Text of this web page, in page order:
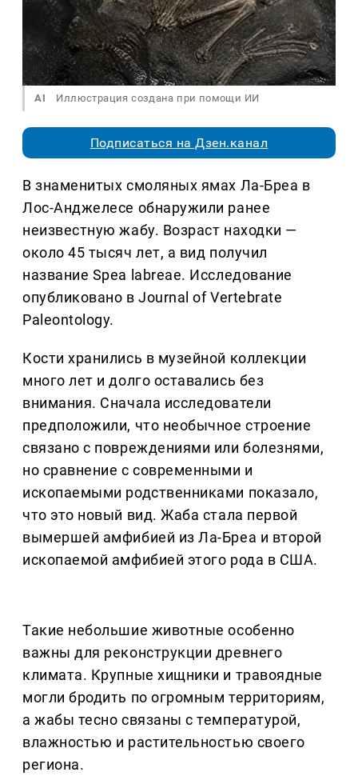
AI Иллюстрация создана при помощи ИИ
Подписаться на Дзен.канал
В знаменитых смоляных ямах Ла-Бреа в
Лос-Анджелесе обнаружили ранее
неизвестную жабу. Возраст находки —
около 45 тысяч лет, а вид получил
название Spea labreae. Исследование
опубликовано в Journal of Vertebrate
Paleontology.
Кости хранились в музейной коллекции
много лет и долго оставались без
внимания. Сначала исследователи
предположили, что необычное строение
связано с повреждениями или болезнями,
но сравнение с современными и
ископаемыми родственниками показало,
что это новый вид. Жаба стала первой
вымершей амфибией из Ла-Бреа и второй
ископаемой амфибией этого рода в США.
Такие небольшие животные особенно
важны для реконструкции древнего
климата. Крупные хищники и травоядные
могли бродить по огромным территориям,
а жабы тесно связаны с температурой,
влажностью и растительностью своего
региона.